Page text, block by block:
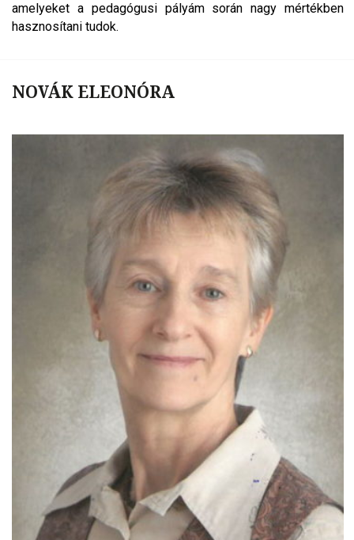
amelyeket a pedagógusi pályám során nagy mértékben
hasznosítani tudok.
NOVÁK ELEONÓRA